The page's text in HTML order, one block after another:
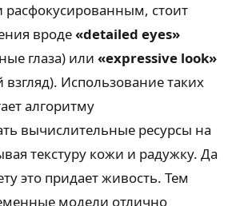
стоит
вроде«detailed eyes»
глаза) или «expressive look»
Использование таких
алгоритму
вычислительные ресурсы на
текстуру кожи и радужку. Да
это придает живость. Тем
модели отлично